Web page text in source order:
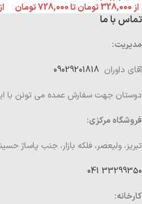
از 328,000تومانتا728,000تومان
از
تماس با ما
مدیریت:
آقای داوران
دوستان جهت سفارش عمده می تونن با
فروشگاه مرکزی:
تبریز، ولیعصر، فلکه بازار، جنب پاساژ
33299350 041
کارخانه: